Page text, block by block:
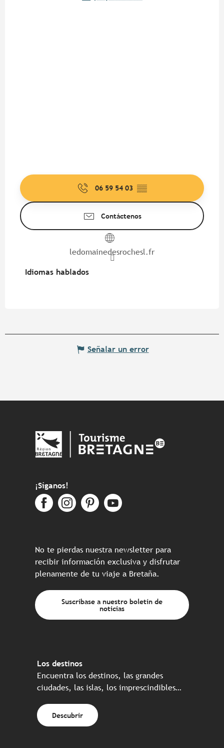
06 59 54 03 ▒▒
Contáctenos
ledomainedesrochesl.fr
Idiomas hablados
Idiomas hablados
Señalar un error
¡Síganos!
No te pierdas nuestra newsletter para
recibir información exclusiva y disfrutar
plenamente de tu viaje a Bretaña.
Suscríbase a nuestro boletín de
noticias
Los destinos
Encuentra los destinos, las grandes
ciudades, las islas, los imprescindibles…
Descubrir